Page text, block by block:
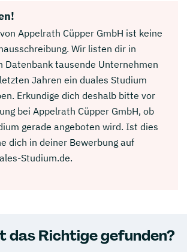
Appelrath Cüpper GmbH ist keine
Wir listen dir in
Datenbank tausende Unternehmen
Jahren ein duales Studium
Erkundige dich deshalb bitte vor
bei Appelrath Cüpper GmbH, ob
gerade angeboten wird. Ist dies
dich in deiner Bewerbung auf
Studium.de.
das Richtige gefunden?